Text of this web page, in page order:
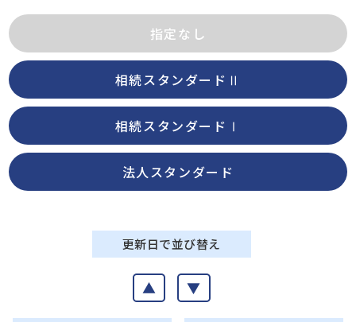
指定なし
相続スタンダードⅡ
相続スタンダードⅠ
法人スタンダード
更新日で並び替え
▲ ▼